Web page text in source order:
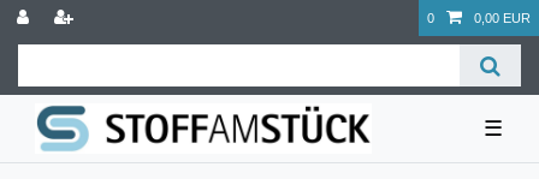
0 0,00 EUR
☰